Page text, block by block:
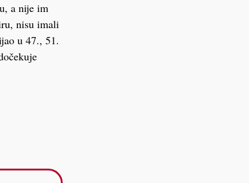
a nije im
nisu imali
u 47., 51.